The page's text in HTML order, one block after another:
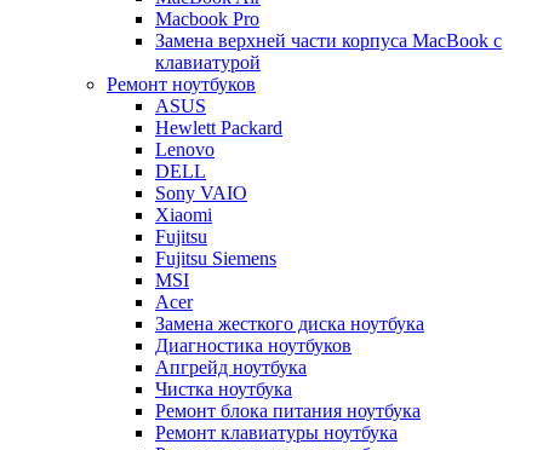
Macbook Pro
Замена верхней части корпуса MacBook с
клавиатурой
Ремонт ноутбуков
ASUS
Hewlett Packard
Lenovo
DELL
Sony VAIO
Xiaomi
Fujitsu
Fujitsu Siemens
MSI
Acer
Замена жесткого диска ноутбука
Диагностика ноутбуков
Апгрейд ноутбука
Чистка ноутбука
Ремонт блока питания ноутбука
Ремонт клавиатуры ноутбука